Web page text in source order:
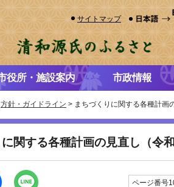
サイトマップ
役所・施設案内 市政情報
方針・ガイドライン > まちづくりに関する各種計画
に関する各種計画の見直し（令
ページ番号